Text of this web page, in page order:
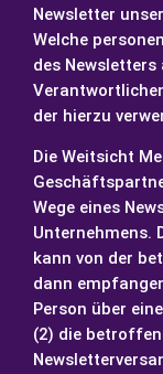
Newsletter
Welche
des
der hierzu
Die Weitsicht
Wege eines
Unternehmens.
kann von der
dann
Person über
(2) die